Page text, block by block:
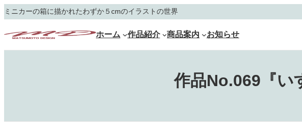
内
容
キ
ミニカーの箱に描かれたわずか５cmのイラストの世界
ホーム 作品紹介 商品案内 お知らせ
作品No.069『い